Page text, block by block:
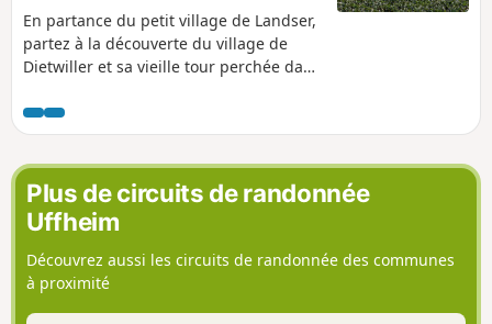
En partance du petit village de Landser,
partez à la découverte du village de
Dietwiller et sa vieille tour perchée dans
Plus de circuits de randonnée
Uffheim
Découvrez aussi les circuits de randonnée des communes
à proximité